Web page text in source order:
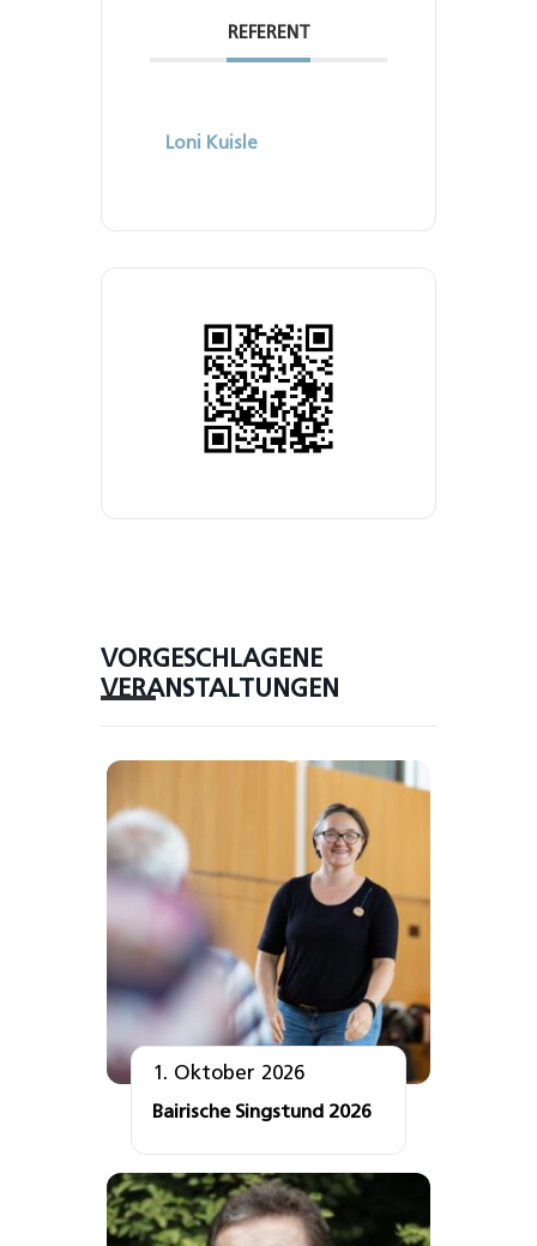
REFERENT
Loni Kuisle
VORGESCHLAGENE
VERANSTALTUNGEN
1. Oktober 2026
Bairische Singstund 2026